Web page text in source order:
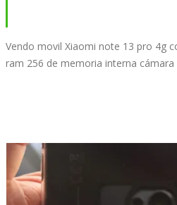
Vendo movil Xiaomi note 13 pro 4g
ram 256 de memoria interna